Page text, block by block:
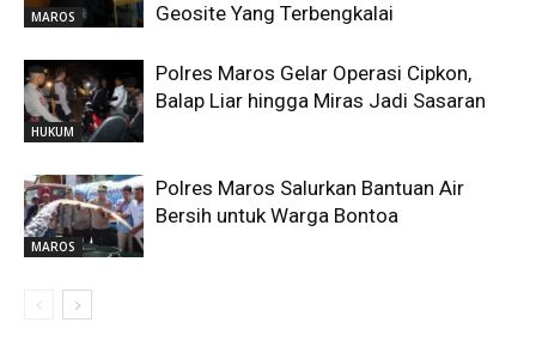
MAROS
Geosite Yang Terbengkalai
HUKUM
Polres Maros Gelar Operasi Cipkon,
Balap Liar hingga Miras Jadi Sasaran
MAROS
Polres Maros Salurkan Bantuan Air
Bersih untuk Warga Bontoa